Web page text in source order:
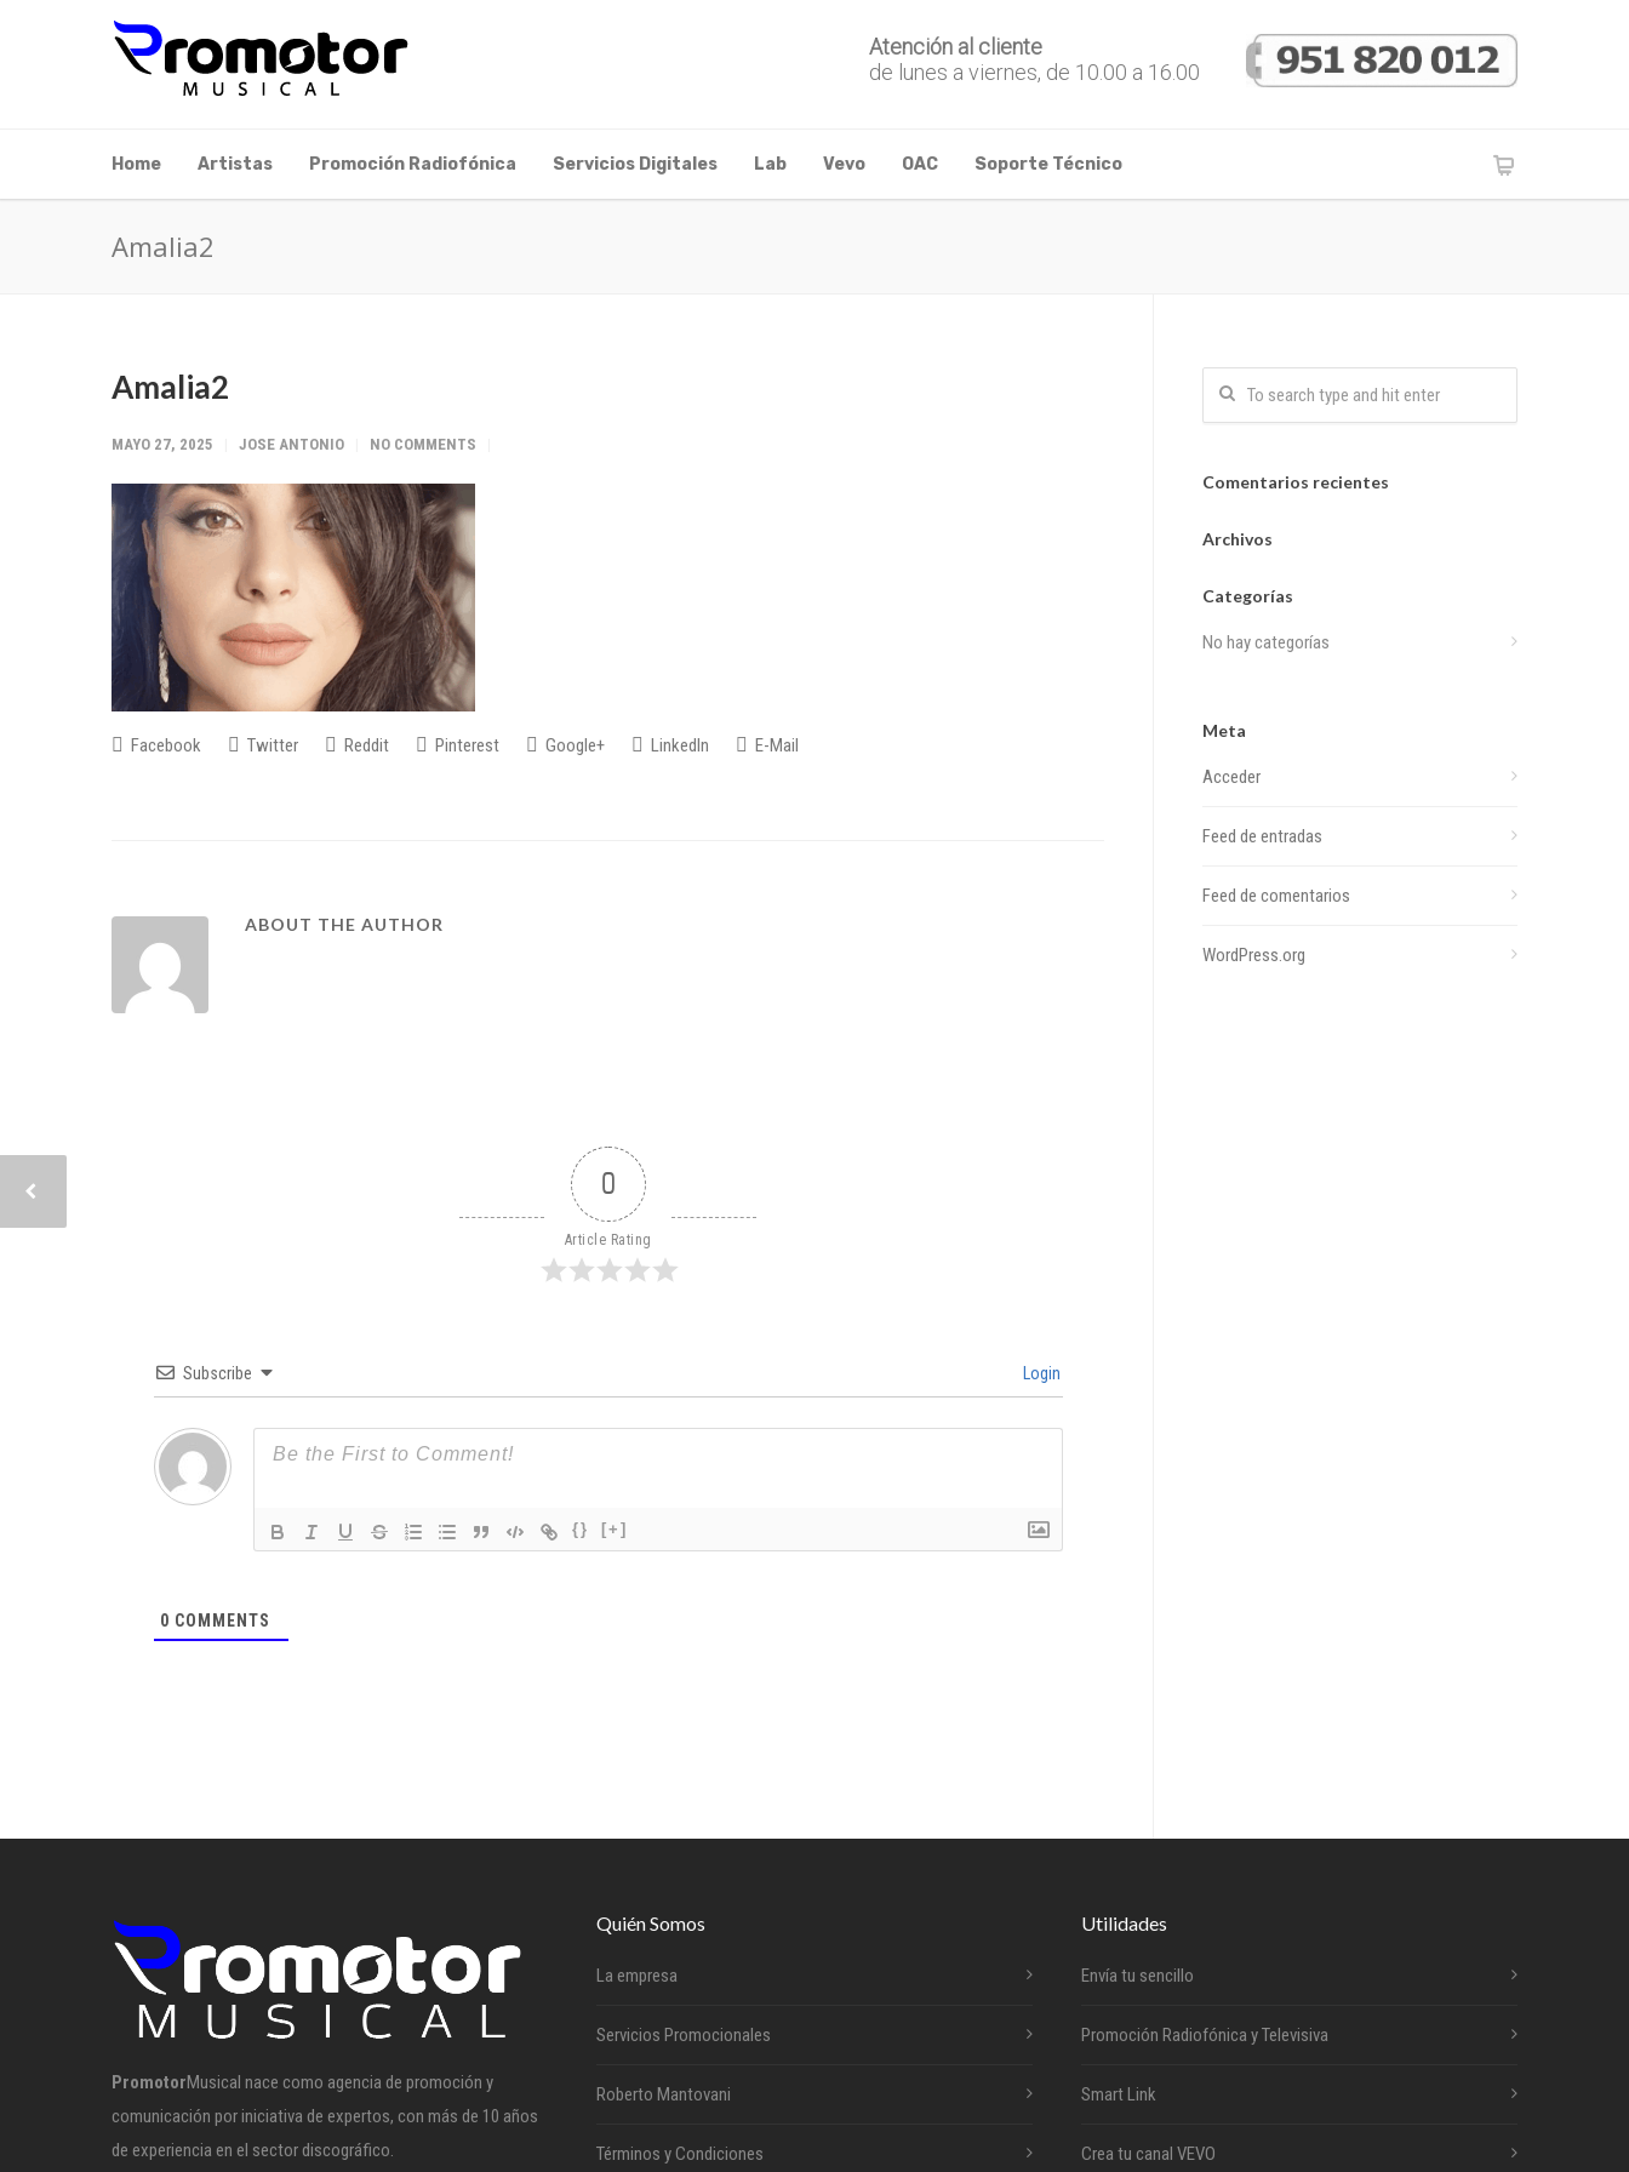
Atención al cliente
de lunes a viernes, de 10.00 a 16.00
Home Artistas Promoción Radiofónica Servicios Digitales Lab Vevo OAC Soporte Técnico
Amalia2
Amalia2
MAYO 27, 2025 JOSE ANTONIO NO COMMENTS
Facebook Twitter Reddit Pinterest Google+ LinkedIn E-Mail
ABOUT THE AUTHOR
0
Article Rating
Subscribe Login
{} [+]
0 COMMENTS
Comentarios recientes
Archivos
Categorías
No hay categorías
Meta
Acceder
Feed de entradas
Feed de comentarios
WordPress.org
PromotorMusical nace como agencia de promoción y
comunicación por iniciativa de expertos, con más de 10 años
de experiencia en el sector discográfico.
Quién Somos
La empresa
Servicios Promocionales
Roberto Mantovani
Términos y Condiciones
Utilidades
Envía tu sencillo
Promoción Radiofónica y Televisiva
Smart Link
Crea tu canal VEVO